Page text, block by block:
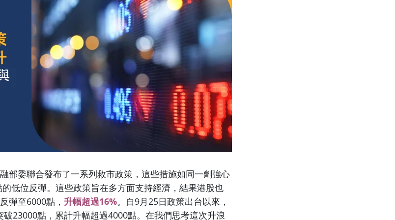
部委聯合發布了一系列救市政策，這些措施如同一劑強心
低位反彈。這些政策旨在多方面支持經濟，結果港股也
彈至6000點， 升幅超過16%。自9月25日政策出台以來，
23000點，累計升幅超過4000點。在我們思考這次升浪